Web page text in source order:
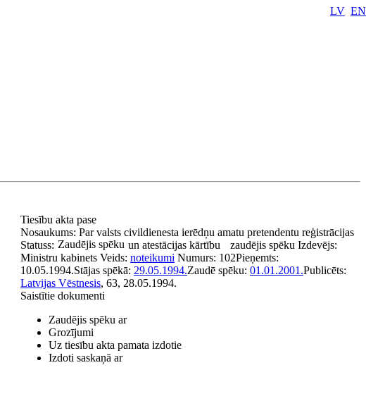
LV EN
Tiesību akta pase
Nosaukums: Par valsts civildienesta ierēdņu amatu pretendentu reģistrācijas
un atestācijas kārtību
Statuss: Zaudējis spēku zaudējis spēku Izdevējs:
Ministru kabinets Veids: noteikumi Numurs: 102Pieņemts:
10.05.1994.Stājas spēkā: 29.05.1994.Zaudē spēku: 01.01.2001.Publicēts:
Latvijas Vēstnesis, 63, 28.05.1994.
Saistītie dokumenti
Zaudējis spēku ar
Grozījumi
Uz tiesību akta pamata izdotie
Izdoti saskaņā ar